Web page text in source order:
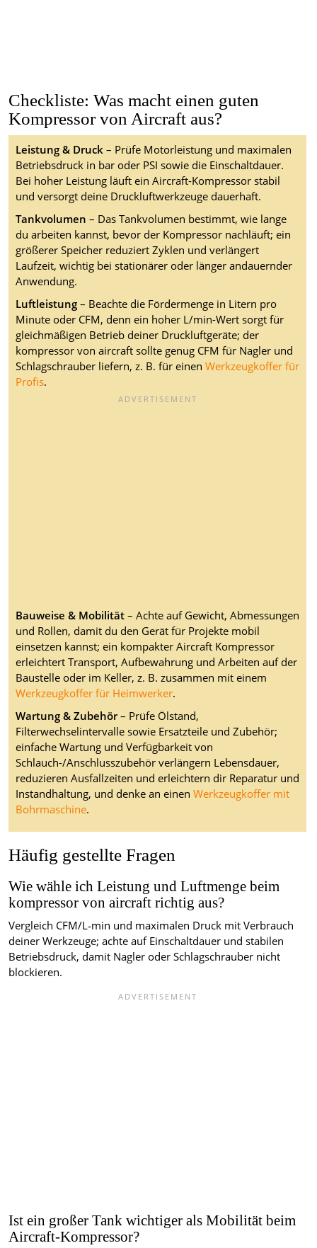
Checkliste: Was macht einen guten
Kompressor von Aircraft aus?
Leistung & Druck– Prüfe Motorleistung und maximalen
Betriebsdruck in bar oder PSI sowie die Einschaltdauer.
Bei hoher Leistung läuft ein Aircraft-Kompressor stabil
und versorgt deine Druckluftwerkzeuge dauerhaft.
Tankvolumen – Das Tankvolumen bestimmt, wie lange
du arbeiten kannst, bevor der Kompressor nachläuft; ein
größerer Speicher reduziert Zyklen und verlängert
Laufzeit, wichtig bei stationärer oder länger andauernder
Anwendung.
Luftleistung– Beachte die Fördermenge in Litern pro
Minute oder CFM, denn ein hoher L/min-Wert sorgt für
gleichmäßigen Betrieb deiner Druckluftgeräte; der
kompressor von aircraft sollte genug CFM für Nagler und
Schlagschrauber liefern, z. B. für einen Werkzeugkoffer für
Profis.
Bauweise & Mobilität– Achte auf Gewicht, Abmessungen
und Rollen, damit du den Gerät für Projekte mobil
einsetzen kannst; ein kompakter Aircraft Kompressor
erleichtert Transport, Aufbewahrung und Arbeiten auf der
Baustelle oder im Keller, z. B. zusammen mit einem
Werkzeugkoffer für Heimwerker.
Wartung & Zubehör– Prüfe Ölstand,
Filterwechselintervalle sowie Ersatzteile und Zubehör;
einfache Wartung und Verfügbarkeit von
Schlauch-/Anschlusszubehör verlängern Lebensdauer,
reduzieren Ausfallzeiten und erleichtern dir Reparatur und
Instandhaltung, und denke an einen Werkzeugkoffer mit
Bohrmaschine.
Häufig gestellte Fragen
Wie wähle ich Leistung und Luftmenge beim
kompressor von aircraft richtig aus?
Vergleich CFM/L‑min und maximalen Druck mit Verbrauch
deiner Werkzeuge; achte auf Einschaltdauer und stabilen
Betriebsdruck, damit Nagler oder Schlagschrauber nicht
blockieren.
Ist ein großer Tank wichtiger als Mobilität beim
Aircraft-Kompressor?